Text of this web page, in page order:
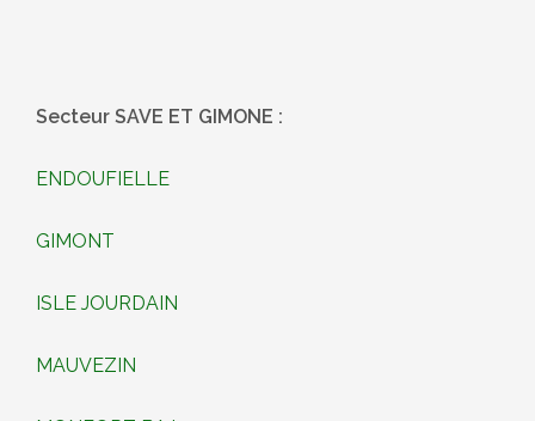
Secteur SAVE ET GIMONE :
ENDOUFIELLE
GIMONT
ISLE JOURDAIN
MAUVEZIN